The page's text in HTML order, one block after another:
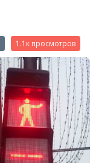
1.1к